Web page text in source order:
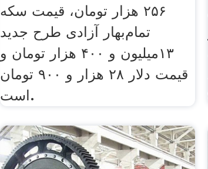
۲۵۶ هزار تومان، قیمت سکه
تمام‌بهار آزادی طرح جدید
۱۳میلیون و ۴۰۰ هزار تومان و
قیمت دلار ۲۸ هزار و ۹۰۰ تومان
است.